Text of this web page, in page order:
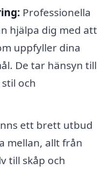
Professionella
hjälpa dig med att
uppfyller dina
De tar hänsyn till
och
ett brett utbud
mellan, allt från
till skåp och